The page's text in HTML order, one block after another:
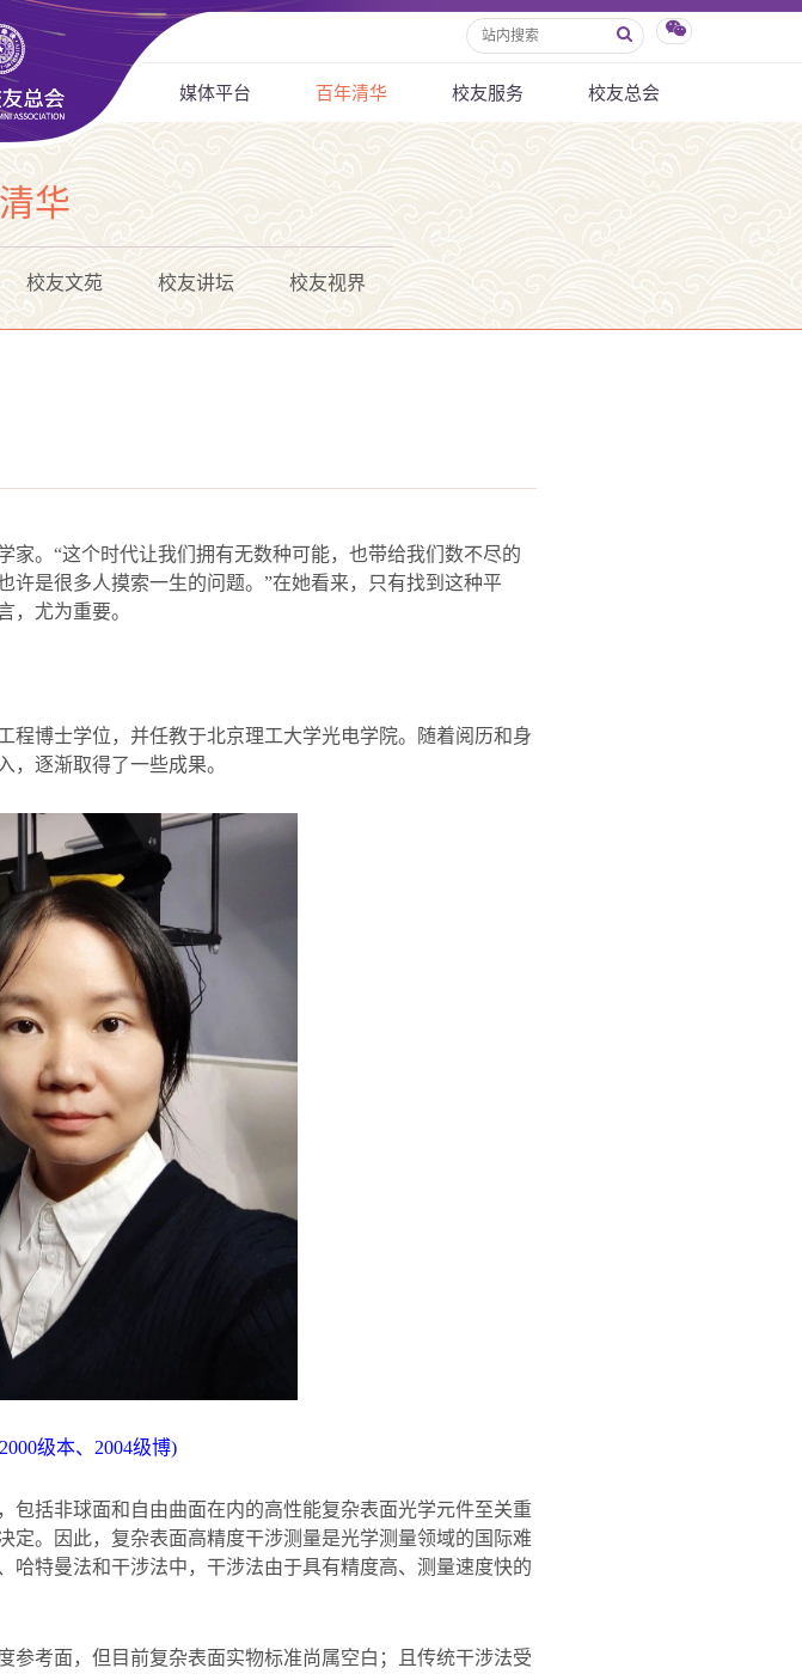
媒体平台 百年清华 校友服务 校友总会
华
校友文苑 校友讲坛 校友视界
。“这个时代让我们拥有无数种可能，也带给我们数不尽的
是很多人摸索一生的问题。”在她看来，只有找到这种平
，尤为重要。
程博士学位，并任教于北京理工大学光电学院。随着阅历和身
，逐渐取得了一些成果。
2000级本、 2004级博)
括非球面和自由曲面在内的高性能复杂表面光学元件至关重
。因此，复杂表面高精度干涉测量是光学测量领域的国际难
特曼法和干涉法中，干涉法由于具有精度高、测量速度快的
考面，但目前复杂表面实物标准尚属空白；且传统干涉法受